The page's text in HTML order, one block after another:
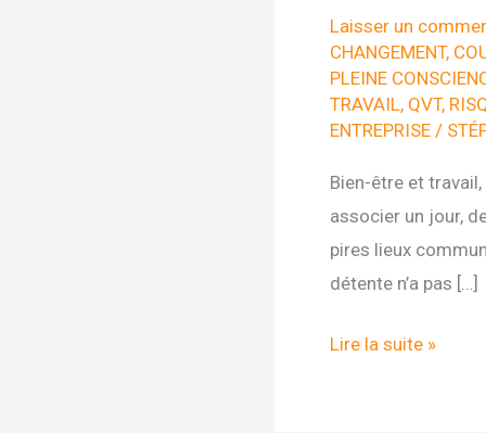
Laisser un
CHANGEMENT,
PLEINE
TRAVAIL, QVT,
ENTREPRISE/
Bien-être et
associer un jour,
pires lieux
détente n’a pas […]
Sophrologie
Lire la suite »